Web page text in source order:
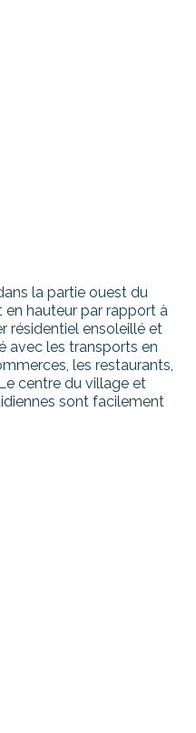
la partie ouest du
en hauteur par rapport à
résidentiel ensoleillé et
avec les transports en
les restaurants,
centre du village et
sont facilement